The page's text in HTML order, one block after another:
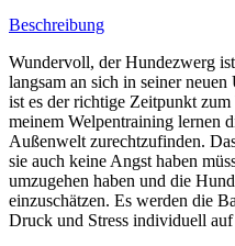
Beschreibung
Wundervoll, der Hundezwerg
langsam an sich in seiner
ist es der richtige Zeitpunkt
meinem Welpentraining lernen
Außenwelt zurechtzufinden.
sie auch keine Angst haben
umzugehen haben und die
einzuschätzen. Es werden die
Druck und Stress individuell